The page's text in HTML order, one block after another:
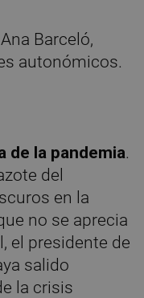
de la pandemia.
del
en la
no se aprecia
el presidente de
salido
la crisis